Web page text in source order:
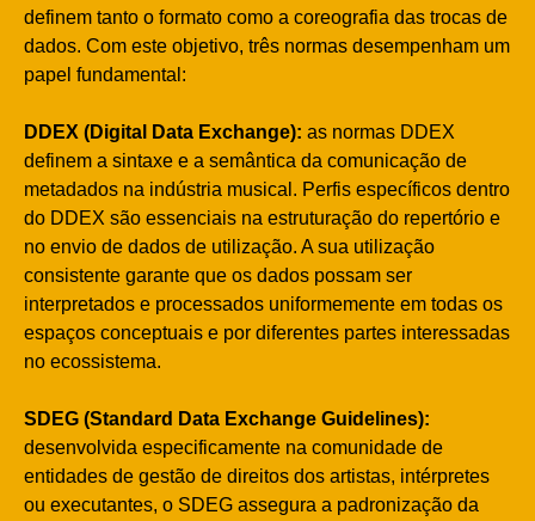
definem tanto o formato como a coreografia das trocas de
dados. Com este objetivo, três normas desempenham um
papel fundamental:
DDEX (Digital Data Exchange): as normas DDEX
definem a sintaxe e a semântica da comunicação de
metadados na indústria musical. Perfis específicos dentro
do DDEX são essenciais na estruturação do repertório e
no envio de dados de utilização. A sua utilização
consistente garante que os dados possam ser
interpretados e processados uniformemente em todas os
espaços conceptuais e por diferentes partes interessadas
no ecossistema.
SDEG (Standard Data Exchange Guidelines):
desenvolvida especificamente na comunidade de
entidades de gestão de direitos dos artistas, intérpretes
ou executantes, o SDEG assegura a padronização da